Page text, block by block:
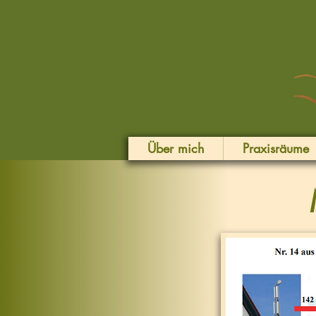
Über mich Praxisräume